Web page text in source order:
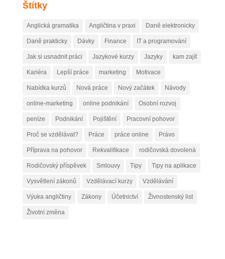
Štítky
Anglická gramatika Angličtina v praxi Daně elektronicky
Daně prakticky Dávky Finance IT a programování
Jak si usnadnit práci Jazykové kurzy Jazyky kam zajít
Kariéra Lepší práce marketing Motivace
Nabídka kurzů Nová práce Nový začátek Návody
online-marketing online podnikání Osobní rozvoj
peníze Podnikání Pojištění Pracovní pohovor
Proč se vzdělávat? Práce práce online Právo
Příprava na pohovor Rekvalifikace rodičovská dovolená
Rodičovský příspěvek Smlouvy Tipy Tipy na aplikace
Vysvětlení zákonů Vzdělávací kurzy Vzdělávání
Výuka angličtiny Zákony Účetnictví Živnostenský list
Životní změna